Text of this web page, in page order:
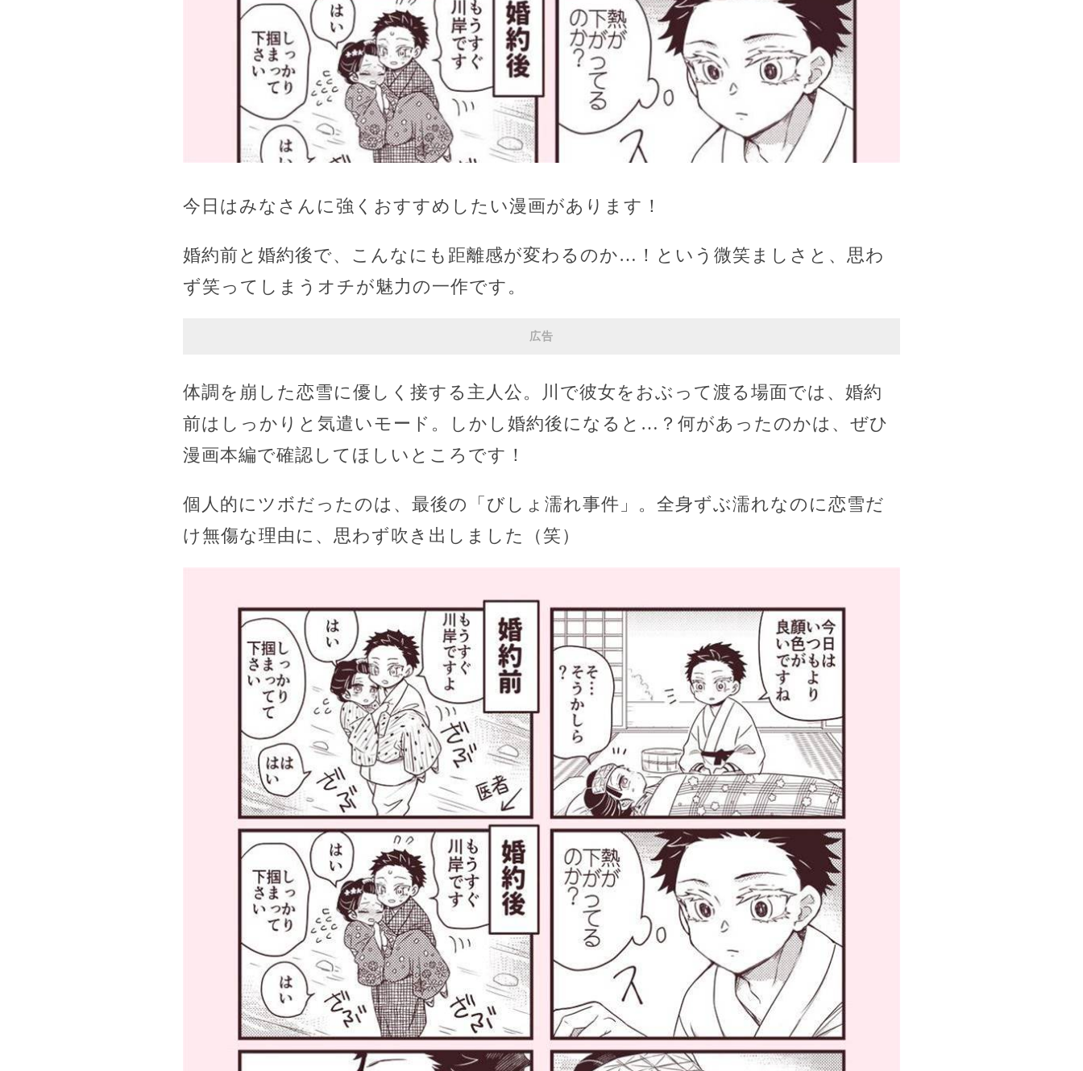
今日はみなさんに強くおすすめしたい漫画があります！
婚約前と婚約後で、こんなにも距離感が変わるのか…！という微笑ましさと、思わ
ず笑ってしまうオチが魅力の一作です。
広告
体調を崩した恋雪に優しく接する主人公。川で彼女をおぶって渡る場面では、婚約
前はしっかりと気遣いモード。しかし婚約後になると…？何があったのかは、ぜひ
漫画本編で確認してほしいところです！
個人的にツボだったのは、最後の「びしょ濡れ事件」。全身ずぶ濡れなのに恋雪だ
け無傷な理由に、思わず吹き出しました（笑）